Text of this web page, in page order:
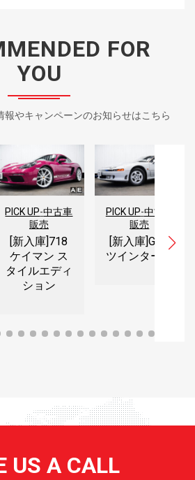
FOR
YOU
報やキャンペーンのお知らせはこちら
PICK UP-中古車
販売
[新入庫]GTO
ツインターボ
PICK UP-
JZS171 クラ
ウン アスリ
ートV 買取り
US A CALL